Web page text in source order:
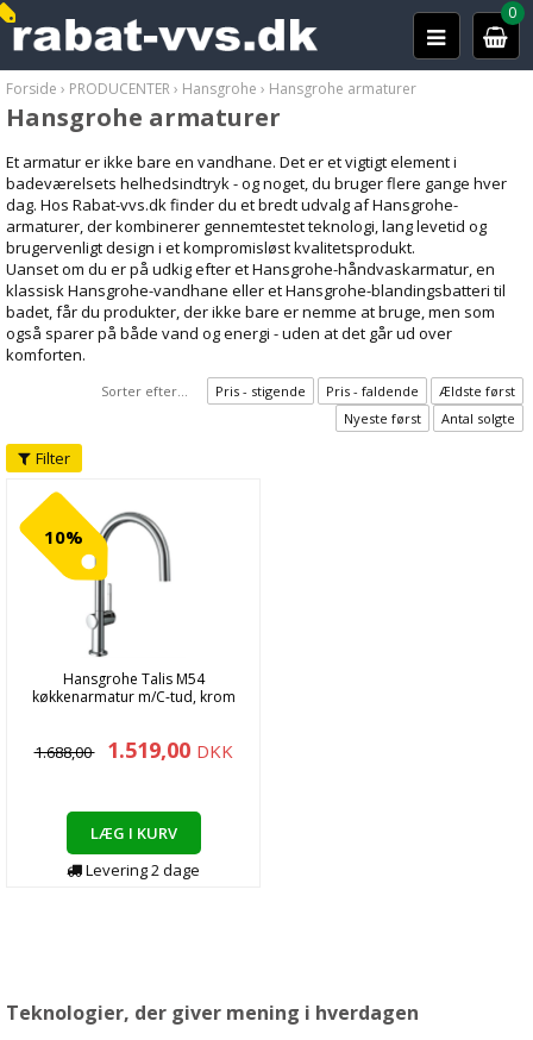
0
Forside › PRODUCENTER› Hansgrohe › Hansgrohe armaturer
Hansgrohe armaturer
Et armatur er ikke bare en vandhane. Det er et vigtigt element i
badeværelsets helhedsindtryk - og noget, du bruger flere gange hver
dag. Hos Rabat-vvs.dk finder du et bredt udvalg af Hansgrohe-
armaturer, der kombinerer gennemtestet teknologi, lang levetid og
brugervenligt design i et kompromisløst kvalitetsprodukt.
Uanset om du er på udkig efter et Hansgrohe-håndvaskarmatur, en
klassisk Hansgrohe-vandhane eller et Hansgrohe-blandingsbatteri til
badet, får du produkter, der ikke bare er nemme at bruge, men som
også sparer på både vand og energi - uden at det går ud over
komforten.
Sorter efter... Pris - stigende Pris - faldende
Ældste først
Nyeste først
Antal solgte
Filter
10%
Hansgrohe Talis M54
køkkenarmatur m/C-tud, krom
1.688,00 1.519,00 DKK
LÆG I KURV
Levering2dage
Teknologier, der giver mening i hverdagen